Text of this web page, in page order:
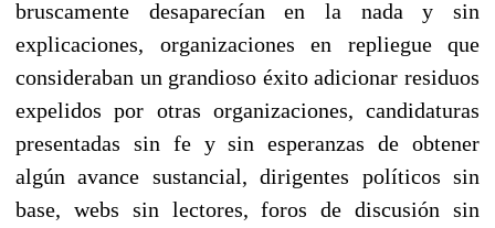
bruscamente desaparecían en la nada y sin
explicaciones, organizaciones en repliegue que
consideraban un grandioso éxito adicionar residuos
expelidos por otras organizaciones, candidaturas
presentadas sin fe y sin esperanzas de obtener
algún avance sustancial, dirigentes políticos sin
base, webs sin lectores, foros de discusión sin